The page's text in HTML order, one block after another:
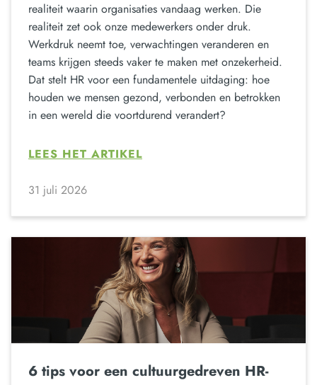
realiteit waarin organisaties vandaag werken. Die
realiteit zet ook onze medewerkers onder druk.
Werkdruk neemt toe, verwachtingen veranderen en
teams krijgen steeds vaker te maken met onzekerheid.
Dat stelt HR voor een fundamentele uitdaging: hoe
houden we mensen gezond, verbonden en betrokken
in een wereld die voortdurend verandert?
LEES HET ARTIKEL
31 juli 2026
6 tips voor een cultuurgedreven HR-